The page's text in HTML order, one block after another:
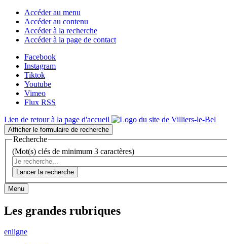
Accéder au menu
Accéder au contenu
Accéder à la recherche
Accéder à la page de contact
Facebook
Instagram
Tiktok
Youtube
Vimeo
Flux RSS
Lien de retour à la page d'accueil
Afficher le formulaire de recherche
Recherche
(Mot(s) clés de minimum 3 caractères)
Lancer la recherche
Menu
Les grandes rubriques
enligne